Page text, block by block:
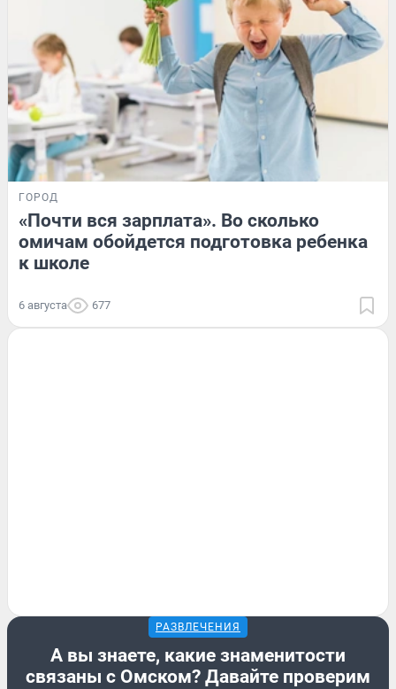
ГОРОД
«Почти вся зарплата». Во сколько
омичам обойдется подготовка ребенка
к школе
6 августа 677
РАЗВЛЕЧЕНИЯ
А вы знаете, какие знаменитости
связаны с Омском? Давайте проверим